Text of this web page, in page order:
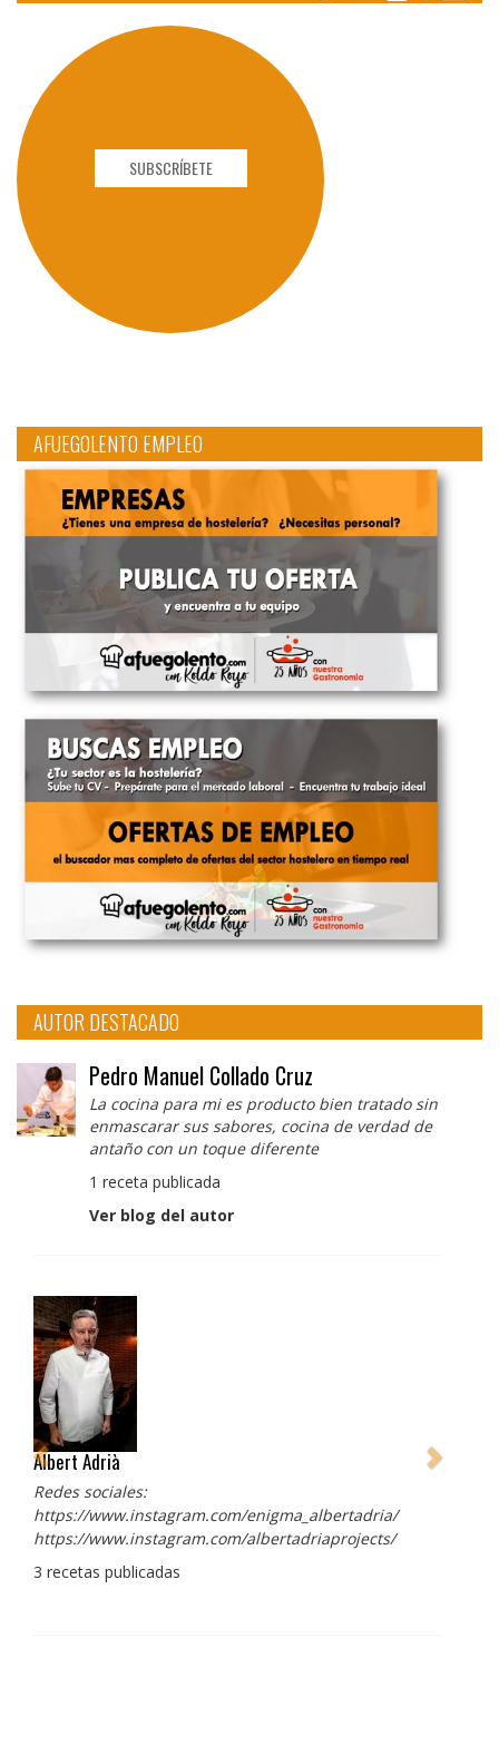
SUBSCRÍBETE
AFUEGOLENTO EMPLEO
AUTOR DESTACADO
Pedro Manuel Collado Cruz
La cocina para mi es producto bien tratado sin
enmascarar sus sabores, cocina de verdad de
antaño con un toque diferente
1 receta publicada
Ver blog del autor
Albert Adrià
Redes sociales:
https://www.instagram.com/enigma_albertadria/
https://www.instagram.com/albertadriaprojects/
3 recetas publicadas